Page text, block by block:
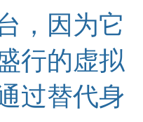
，因为它
行的虚拟
过替代身